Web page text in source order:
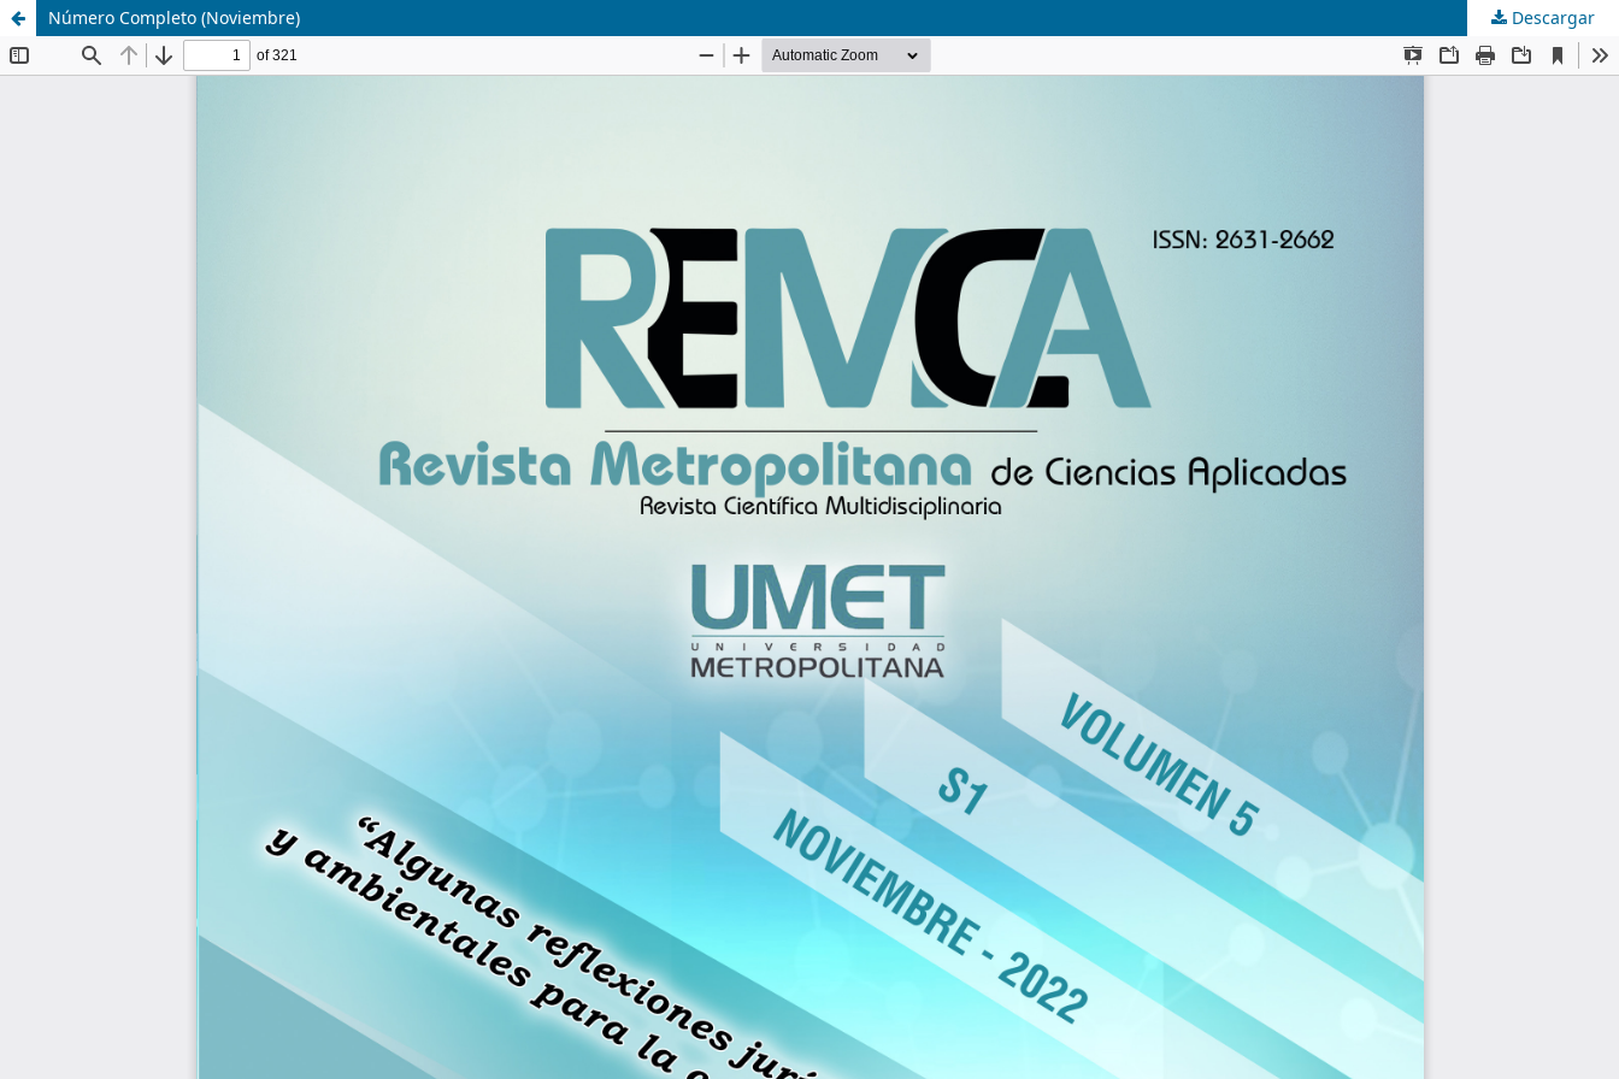
Número Completo (Noviembre) Descargar